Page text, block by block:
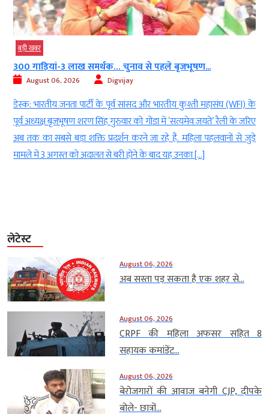
बड़ी खबर
300 गाड़ियां-3 लाख समर्थक… चुनाव से पहले बृजभूषण...
August 06, 2026 Digvijay
डेस्क: भारतीय जनता पार्टी के पूर्व सांसद और भारतीय कुश्ती महासंघ (WFI) के
पूर्व अध्यक्ष बृजभूषण शरण सिंह गुरुवार को गोंडा में ‘सत्यमेव जयते’ रैली के जरिए
अब तक का सबसे बड़ा शक्ति प्रदर्शन करने जा रहे हैं. महिला पहलवानों से जुड़े
मामले में 3 अगस्त को अदालत से बरी होने के बाद यह उनका […]
लेटेस्ट
August 06, 2026
अब सस्ता पड़ सकता है एक शहर से...
August 06, 2026
CRPF की महिला अफसर सहित 8
सहायक कमांडेंट...
August 06, 2026
बेरोजगारों की आवाज बनेगी CJP, दीपके
बोले- छात्रों...